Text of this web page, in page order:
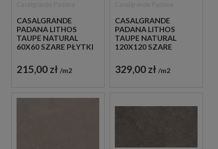
CASALGRANDE
PADANA LITHOS
TAUPE NATURAL
60X60 SZARE PŁYTKI
215,00 zł m2
CASALGRANDE
PADANA LITHOS
TAUPE NATURAL
120X120 SZARE
329,00 zł m2